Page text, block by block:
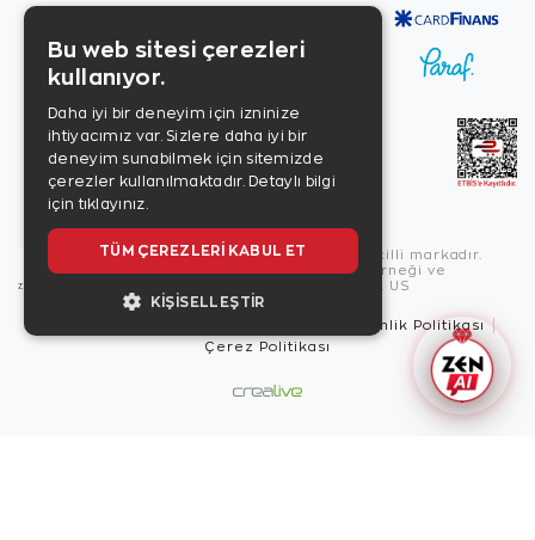
Copyright © 2026, Zen Diamond tescilli markadır.
Zen Diamond Birleşmiş Markalar Derneği ve
Turquality Destek Programı üyesidir. US
Güvenlik Politikası
Çerez Politikası
Bu web sitesi çerezleri
kullanıyor.
Daha iyi bir deneyim için izninize
ihtiyacımız var. Sizlere daha iyi bir
deneyim sunabilmek için sitemizde
çerezler kullanılmaktadır. Detaylı bilgi
için tıklayınız.
TÜM ÇEREZLERI KABUL ET
KIŞISELLEŞTIR